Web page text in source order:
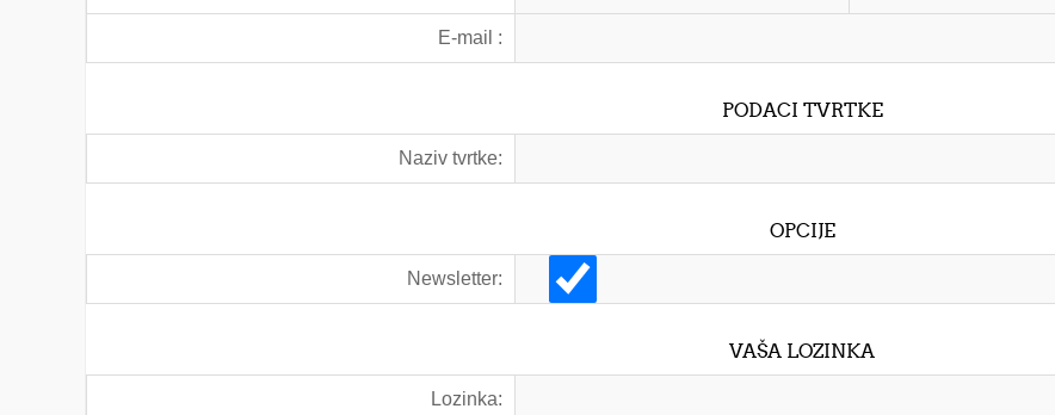
E-mail :
PODACI TVRTKE
Naziv tvrtke:
OPCIJE
Newsletter:
VAŠA LOZINKA
Lozinka: